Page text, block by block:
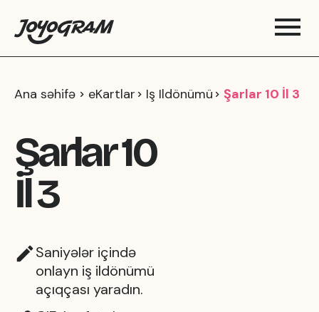
Ana səhifə eKartlar Iş Ildönümü Şarlar 10 İl 3
Şarlar 10
İl 3
Saniyələr içində
onlayn iş ildönümü
açıqçası yaradın.